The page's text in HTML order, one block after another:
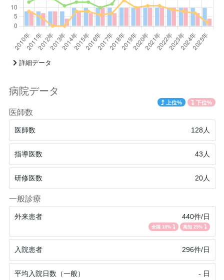
詳細データ
病院データ
上位% 下位%
医師数
医師数 128人
指導医数 43人
研修医数 20人
一般診療
外来患者 440件/日
全国 18% 高知 25%
入院患者 296件/日
平均入院日数（一般） - 日